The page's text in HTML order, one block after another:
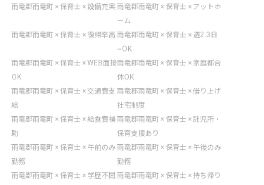
雨竜郡雨竜町 × 保育士 × 設備充実雨竜郡雨竜町 × 保育士 × アットホ
ーム
雨竜郡雨竜町 × 保育士 × 復帰率高 雨竜郡雨竜町 × 保育士 × 週2.3日
~OK
雨竜郡雨竜町 × 保育士 × WEB面接
OK
雨竜郡雨竜町 × 保育士 × 家庭都合
休OK
雨竜郡雨竜町 × 保育士 × 交通費支
給
雨竜郡雨竜町 × 保育士 × 借り上げ
社宅制度
雨竜郡雨竜町 × 保育士 × 給食費補
助
雨竜郡雨竜町 × 保育士 × 託児所・
保育支援あり
雨竜郡雨竜町 × 保育士 × 午前のみ
勤務
雨竜郡雨竜町 × 保育士 × 午後のみ
勤務
雨竜郡雨竜町 × 保育士 × 学歴不問 雨竜郡雨竜町 × 保育士 × 持ち帰り